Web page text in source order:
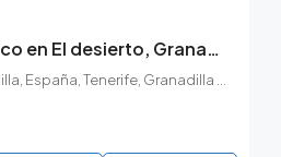
Gran terreno rústico en El desierto, Granadilla de Abona.